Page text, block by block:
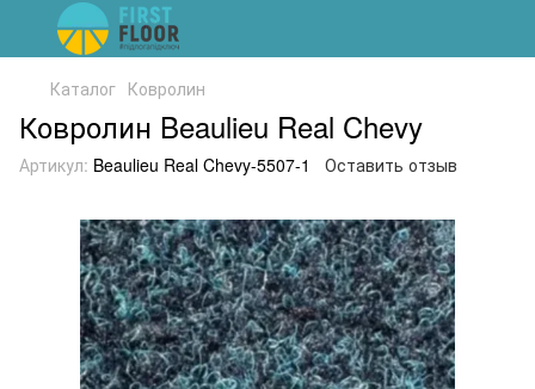
Каталог Ковролин
Ковролин Beaulieu Real Chevy
Артикул: Beaulieu Real Chevy-5507-1 Оставить отзыв